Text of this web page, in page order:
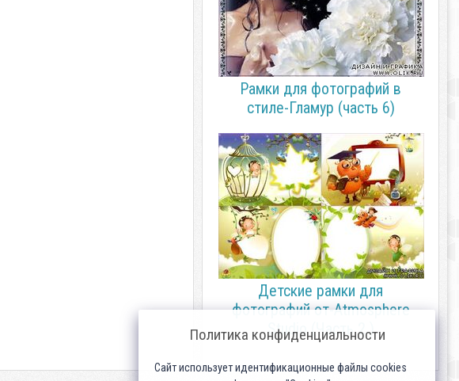
Рамки для фотографий в
стиле-Гламур (часть 6)
Детские рамки для
фотографий от-Atmosphere
Studio (Часть 2 )
Политика конфиденциальности
Сайт использует идентификационные файлы cookies